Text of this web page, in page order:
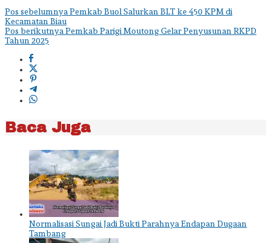
Navigasi
pos
Pos sebelumnyaPemkab Buol Salurkan BLT ke 450 KPM di
Kecamatan Biau
Pos berikutnyaPemkab Parigi Moutong Gelar Penyusunan RKPD
Tahun 2025
Baca Juga
Normalisasi Sungai Jadi Bukti Parahnya Endapan Dugaan
Tambang